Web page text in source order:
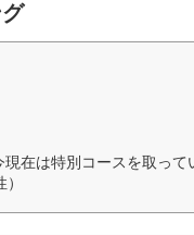
在は特別コースを取って